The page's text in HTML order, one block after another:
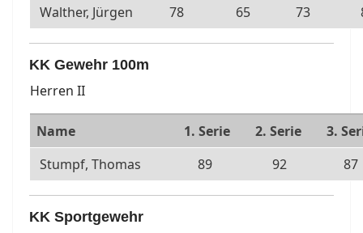
Walther, Jürgen
78 65 73
KK Gewehr 100m
Herren II
Name 1. Serie 2. Serie
3.
Stumpf, Thomas
89 92 87
KK Sportgewehr